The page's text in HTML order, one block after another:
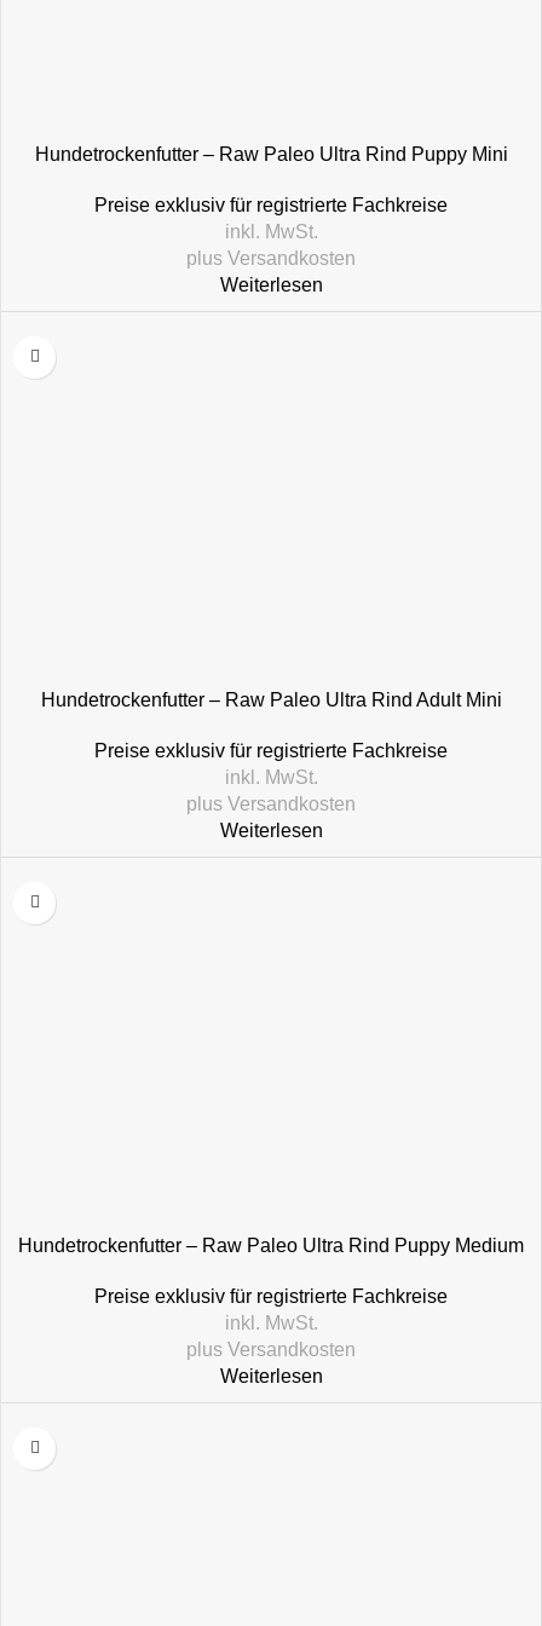
Hundetrockenfutter – Raw Paleo Ultra Rind Puppy Mini
Preise exklusiv für registrierte Fachkreise
inkl. MwSt.
plus Versandkosten
Weiterlesen
Hundetrockenfutter – Raw Paleo Ultra Rind Adult Mini
Preise exklusiv für registrierte Fachkreise
inkl. MwSt.
plus Versandkosten
Weiterlesen
Hundetrockenfutter – Raw Paleo Ultra Rind Puppy Medium
Preise exklusiv für registrierte Fachkreise
inkl. MwSt.
plus Versandkosten
Weiterlesen